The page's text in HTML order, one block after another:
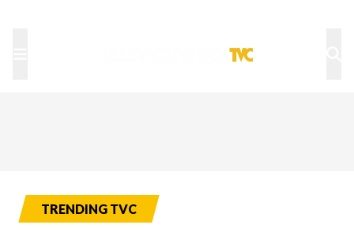
TRENDING TVC